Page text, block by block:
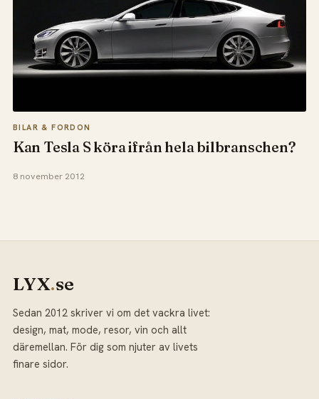
BILAR & FORDON
Kan Tesla S köra ifrån hela bilbranschen?
8 november 2012
LYX.se
Sedan 2012 skriver vi om det vackra livet:
design, mat, mode, resor, vin och allt
däremellan. För dig som njuter av livets
finare sidor.